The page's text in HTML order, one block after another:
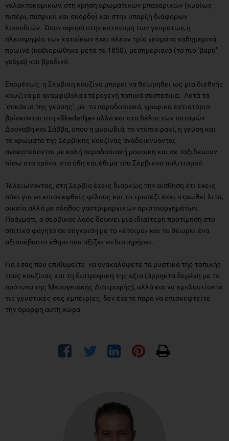
γαλακτοκομικών, στη χρήση αρωματικών μπαχαρικών (κυρίως
πιπέρι, πάπρικα και σκόρδο) και στην ύπαρξη διάφορων
λιχουδιών. Όσον αφορά στην κατανομή των γευμάτων, η
πλειοψηφία των κατοίκων έχει πλέον τρία γεύματα καθημερινά:
πρωινό (καθιερώθηκε μετά το 1850), μεσημεριανό (το πιο ‘βαρύ’
γεύμα) και βραδινό.
Επομένως, η Σέρβικη κουζίνα μπορεί να θεωρηθεί ως μια διεθνής
κουζίνα με αναμφίβολα ετερογενή τοπικά συστατικά. Αυτά τα
‘σοκάκια της γεύσης’, με τα παραδοσιακά, γραφικά εστιατόρια
βρίσκονται στη «Skadarlija» αλλά και στο δέλτα των ποταμών
Δούναβη και Σάββα, όπου η μυρωδιά, το ντόπιο ρακί, η γεύση και
τα χρώματα της Σέρβικης κουζίνας αναδεικνύονται,
ανακατεύονται με καλή παραδοσιακή μουσική και σε ταξιδεύουν
πίσω στο χρόνο, στα ήθη και έθιμα του Σέρβικου πολιτισμού.
Τελειώνοντας, στη Σερβία έχεις διαρκώς την αίσθηση ότι έχεις
πάει για να επισκεφθείς φίλους και το τραπέζι έχει στρωθεί λιτά,
οικεία αλλά με πλήθος γαστριμαργικών αριστουργημάτων.
Πράγματι, ο σερβικός λαός δείχνει μια ιδιαίτερη προτίμηση στο
σπιτικό φαγητό σε σύγκριση με το «έτοιμο» και το θεωρεί ένα
αξιοσέβαστο έθιμο που αξίζει να διατηρήσει.
Για εσάς που επιθυμείτε να ανακαλύψετε τα μυστικά της τοπικής
τους κουζίνας και τη διατροφική της αξία (άρρηκτα δεμένη με το
πρότυπο της Μεσογειακής Διατροφής), αλλά και να εμπλουτίσετε
τις γευστικές σας εμπειρίες, δεν έχετε παρά να επισκεφτείτε
την όμορφη αυτή χώρα.